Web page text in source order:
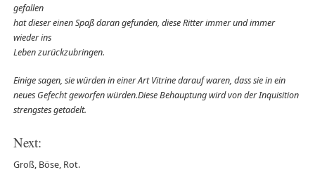
gefallen
hat dieser einen Spaß daran gefunden, diese Ritter immer und immer
wieder ins
Leben zurückzubringen.
Einige sagen, sie würden in einer Art Vitrine darauf waren, dass sie in ein
neues Gefecht geworfen würden.Diese Behauptung wird von der Inquisition
strengstes getadelt.
Next:
Groß, Böse, Rot.